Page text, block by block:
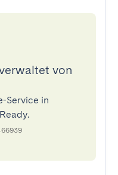
von
Service in